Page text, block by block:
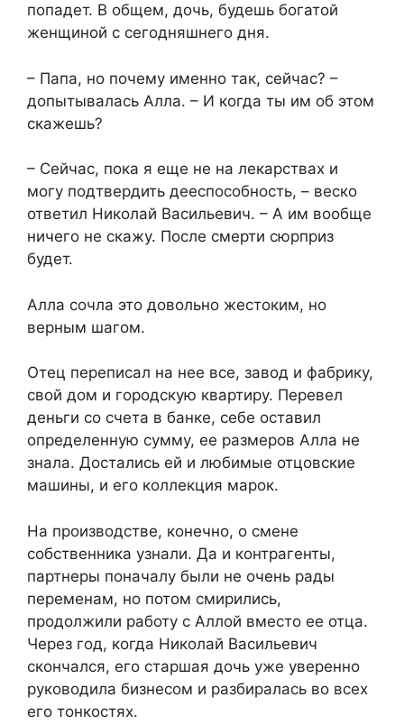
попадет. В общем, дочь, будешь богатой
женщиной с сегодняшнего дня.
– Папа, но почему именно так, сейчас? –
допытывалась Алла. – И когда ты им об этом
скажешь?
– Сейчас, пока я еще не на лекарствах и
могу подтвердить дееспособность, – веско
ответил Николай Васильевич. – А им вообще
ничего не скажу. После смерти сюрприз
будет.
Алла сочла это довольно жестоким, но
верным шагом.
Отец переписал на нее все, завод и фабрику,
свой дом и городскую квартиру. Перевел
деньги со счета в банке, себе оставил
определенную сумму, ее размеров Алла не
знала. Достались ей и любимые отцовские
машины, и его коллекция марок.
На производстве, конечно, о смене
собственника узнали. Да и контрагенты,
партнеры поначалу были не очень рады
переменам, но потом смирились,
продолжили работу с Аллой вместо ее отца.
Через год, когда Николай Васильевич
скончался, его старшая дочь уже уверенно
руководила бизнесом и разбиралась во всех
его тонкостях.